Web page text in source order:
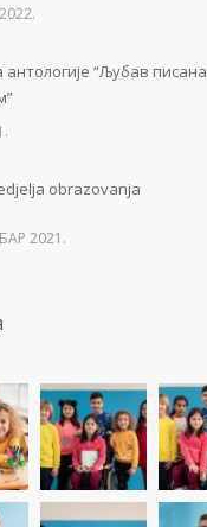
антологије “Љубав писана
obrazovanja
2021.
2021.
на понос Града Добоја
језика